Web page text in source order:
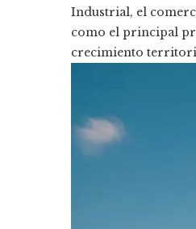
Industrial, el
como el principal
crecimiento